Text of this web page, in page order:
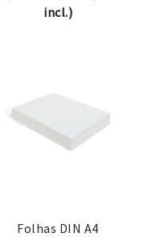
incl.)
Folhas DIN A4